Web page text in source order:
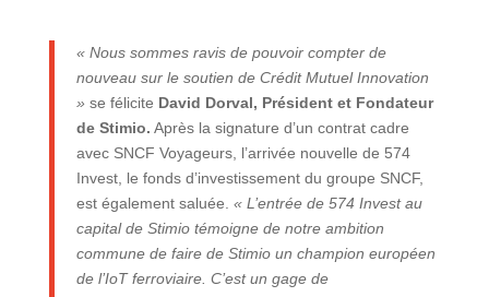
« Nous sommes ravis de pouvoir compter de
nouveau sur le soutien de Crédit Mutuel Innovation
» se félicite David Dorval, Président et Fondateur
de Stimio. Après la signature d’un contrat cadre
avec SNCF Voyageurs, l’arrivée nouvelle de 574
Invest, le fonds d’investissement du groupe SNCF,
est également saluée. « L’entrée de 574 Invest au
capital de Stimio témoigne de notre ambition
commune de faire de Stimio un champion européen
de l’IoT ferroviaire. C’est un gage de